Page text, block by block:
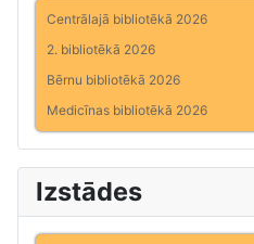
Centrālajā bibliotēkā 2026
2. bibliotēkā 2026
Bērnu bibliotēkā 2026
Medicīnas bibliotēkā 2026
Izstādes